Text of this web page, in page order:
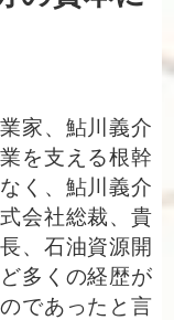
家、鮎川義介
を支える根幹
く、鮎川義介
会社総裁、貴
、石油資源開
多くの経歴が
であったと言